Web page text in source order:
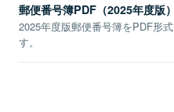
郵便番号簿PDF（2025年度版）
2025年度版郵便番号簿をPDF形
す。